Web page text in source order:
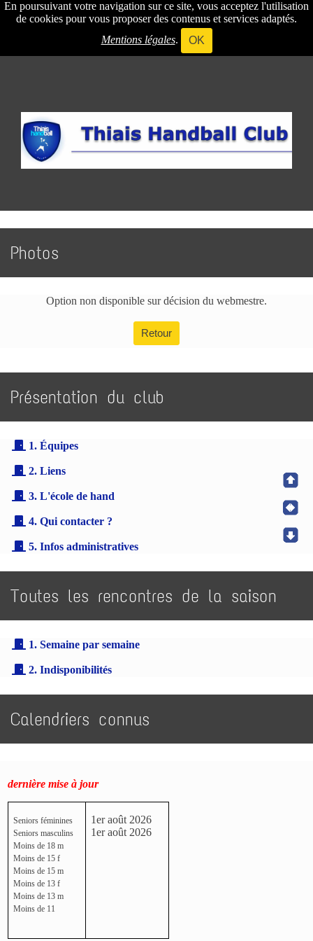
En poursuivant votre navigation sur ce site, vous acceptez l'utilisation
de cookies pour vous proposer des contenus et services adaptés.
Mentions légales. OK
Photos
Option non disponible sur décision du webmestre.
Retour
Présentation du club
1. Équipes
2. Liens
3. L'école de hand
4. Qui contacter ?
5. Infos administratives
Toutes les rencontres de la saison
1. Semaine par semaine
2. Indisponibilités
Calendriers connus
dernière mise à jour
Seniors féminines
Seniors masculins
Moins de 18 m
Moins de 15 f
Moins de 15 m
Moins de 13 f
Moins de 13 m
Moins de 11
1er août 2026
1er août 2026